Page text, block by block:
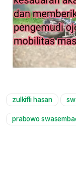
zulkifli hasan
prabowo